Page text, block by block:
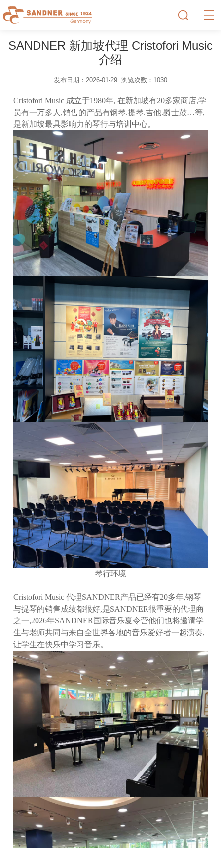
SANDNER 新加坡代理 Cristofori Music
介绍
发布日期：2026-01-29 浏览次数： 1030
Cristofori Music 成立于1980年, 在新加坡有20多家商店,学
员有一万多人,销售的产品有钢琴.提琴.吉他.爵士鼓…等,
是新加坡最具影响力的琴行与培训中心。
琴行环境
Cristofori Music 代理SANDNER产品已经有20多年,钢琴
与提琴的销售成绩都很好,是SANDNER很重要的代理商
之一,2026年SANDNER国际音乐夏令营他们也将邀请学
生与老师共同与来自全世界各地的音乐爱好者一起演奏,
让学生在快乐中学习音乐。